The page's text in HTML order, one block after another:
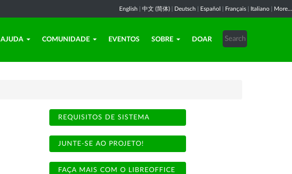
English 中文 (简体) Deutsch Español Français Italiano More...
AJUDA COMUNIDADE EVENTOS SOBRE DOAR
REQUISITOS DE SISTEMA
JUNTE-SE AO PROJETO!
FAÇA MAIS COM O LIBREOFFICE